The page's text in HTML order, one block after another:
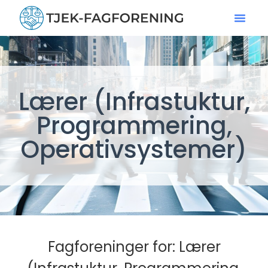
Lærer (Infrastuktur,
Programmering,
Operativsystemer)
Fagforeninger for: Lærer